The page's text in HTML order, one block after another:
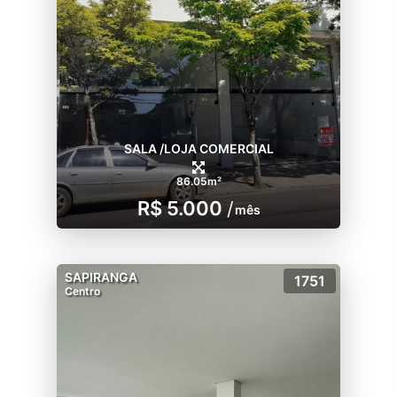
SALA /LOJA COMERCIAL
86.05m²
R$ 5.000 /mês
SAPIRANGA
Centro
1751